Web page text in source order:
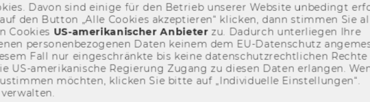
Davon sind ei­ni­ge für den Be­trieb un­se­rer Web­site un­be­dingt
den But­ton „Alle Coo­kies ak­zep­tie­ren“ kli­cken, dann stim­men Sie
Coo­kies US-​amerikanischer An­bie­terzu. Da­durch un­ter­lie­gen Ihre
per­so­nen­be­zo­ge­nen Daten kei­nem dem EU-​Datenschutz
Fall nur ein­ge­schränk­te bis keine da­ten­schutz­recht­li­chen Rech­te
US-​amerikanische Re­gie­rung Zu­gang zu die­sen Daten er­lan­gen.
möch­ten, kli­cken Sie bitte auf „In­di­vi­du­el­le Ein­stel­lun­gen“.